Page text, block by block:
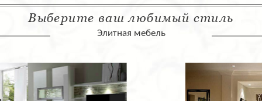
Выберите ваш любимый стиль
Элитная мебель